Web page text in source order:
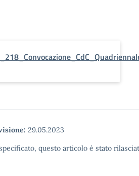
29.05.2023
questo articolo è stato